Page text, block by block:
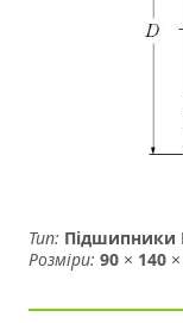
Тип: Підшипники
Розміри: 90 × 140